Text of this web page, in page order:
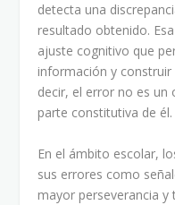
detecta una
resultado obtenido.
ajuste cognitivo que
información y
decir, el error no es un
parte constitutiva de él.
En el ámbito escolar,
sus errores como
mayor perseverancia y